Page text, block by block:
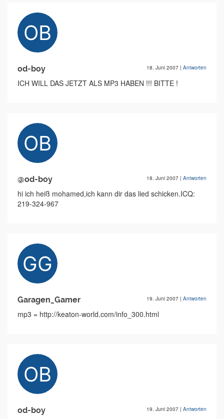
od-boy 18. Juni 2007 | Antworten
ICH WILL DAS JETZT ALS MP3 HABEN !!! BITTE !
@od-boy 18. Juni 2007 | Antworten
hi ich heiß mohamed,ich kann dir das lied schicken.ICQ:
219-324-967
Garagen_Gamer 19. Juni 2007 | Antworten
mp3 = http://keaton-world.com/info_300.html
od-boy 19. Juni 2007 | Antworten